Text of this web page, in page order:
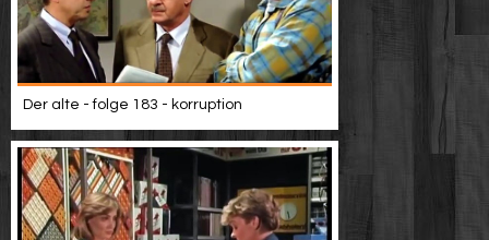
Der alte - folge 183 - korruption